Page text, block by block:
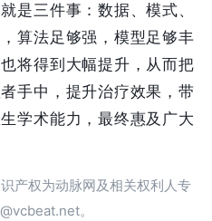
是三件事：数据、模式、
算法足够强，模型足够丰
将得到大幅提升，从而把
手中，提升治疗效果，带
学术能力，最终惠及广大
产权为动脉网及相关权利人专
。